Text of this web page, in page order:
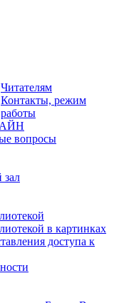
Читателям
Контакты, режим
работы
вопросы
зал
в картинках
доступа к